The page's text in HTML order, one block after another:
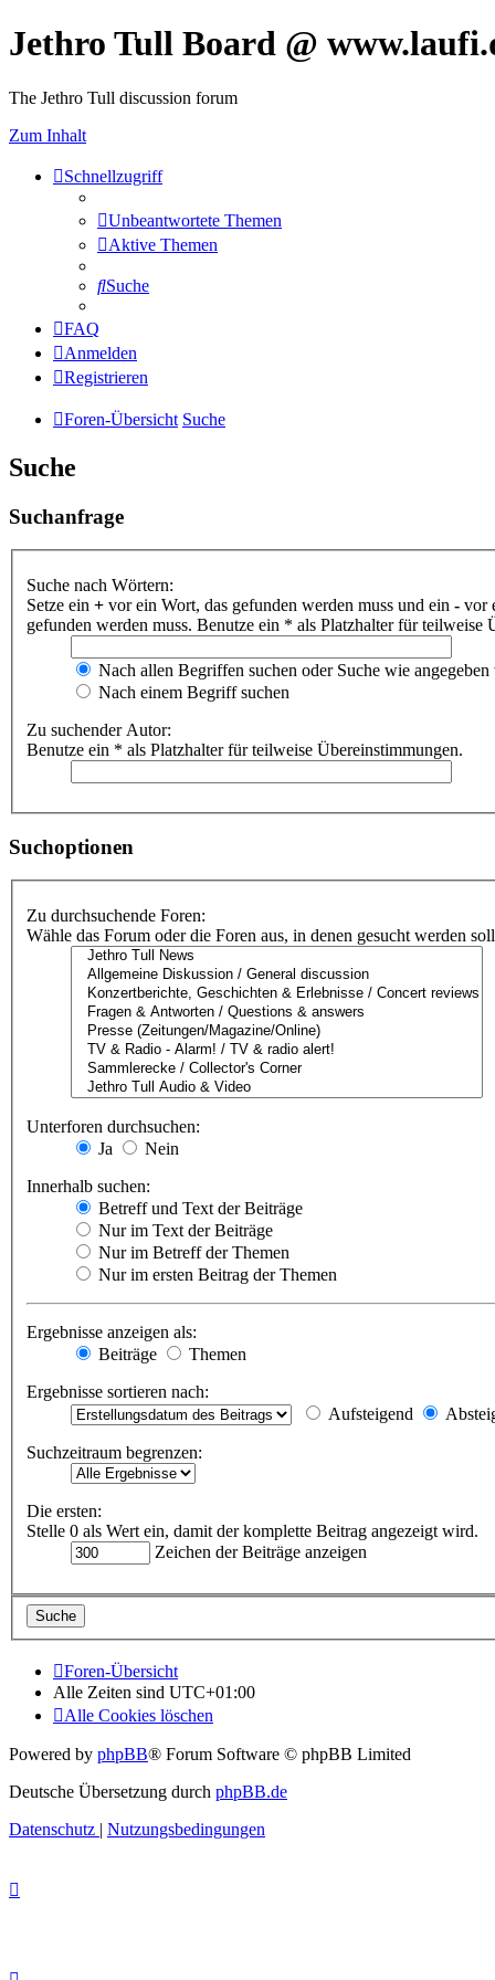
Jethro Tull Board @
The Jethro Tull discussion forum
Zum Inhalt
Schnellzugriff
Unbeantwortete Themen
Aktive Themen
Suche
FAQ
Anmelden
Registrieren
Foren-Übersicht Suche
Suche
Suchanfrage
Suche nach Wörtern:
Setze ein + vor ein Wort, das gefunden werden muss und ein - vor
gefunden werden muss. Benutze ein * als Platzhalter für teilweise
Nach allen Begriffen suchen oder Suche wie angegeben
Nach einem Begriff suchen
Zu suchender Autor:
Benutze ein * als Platzhalter für teilweise Übereinstimmungen.
Suchoptionen
Zu durchsuchende Foren:
Wähle das Forum oder die Foren aus, in denen gesucht werden
Unterforen durchsuchen:
Ja
Nein
Innerhalb suchen:
Betreff und Text der Beiträge
Nur im Text der Beiträge
Nur im Betreff der Themen
Nur im ersten Beitrag der Themen
Ergebnisse anzeigen als:
Beiträge
Themen
Ergebnisse sortieren nach:
Aufsteigend
Suchzeitraum begrenzen:
Die ersten:
Stelle 0 als Wert ein, damit der komplette Beitrag angezeigt wird.
Zeichen der Beiträge anzeigen
Foren-Übersicht
Alle Zeiten sind UTC+01:00
Alle Cookies löschen
Powered by phpBB® Forum Software © phpBB Limited
Deutsche Übersetzung durch phpBB.de
Datenschutz | Nutzungsbedingungen